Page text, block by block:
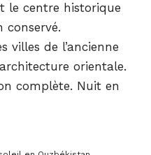
le centre historique
conservé.
villes de l’ancienne
orientale.
complète. Nuit en